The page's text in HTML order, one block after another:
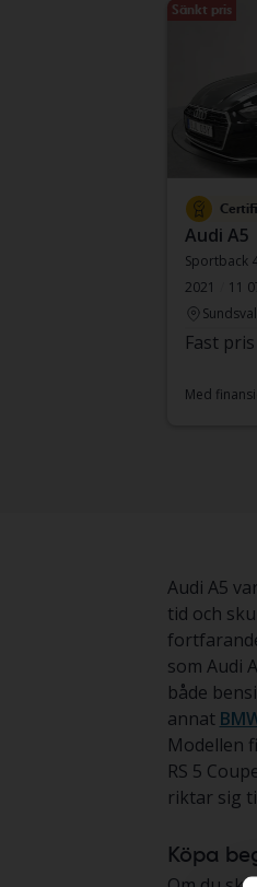
Sänkt pris
Audi A5
Sportback
2021
11
Fast pris
Med
Audi A5
tid och
som Audi
både
annat
Modellen
RS 5
riktar sig
Köpa